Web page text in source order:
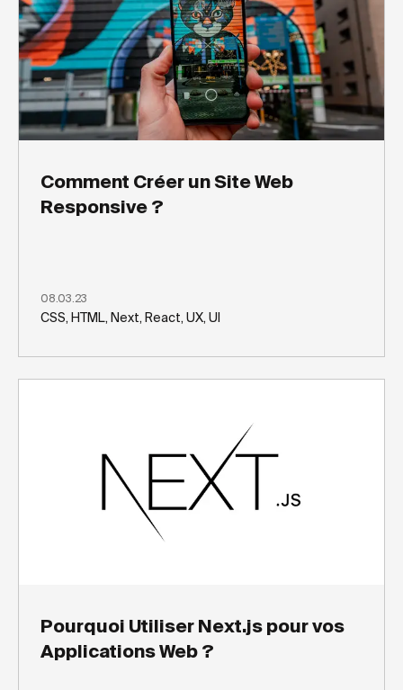
Comment Créer un Site Web
Responsive ?
08.03.23
CSS, HTML, Next, React, UX, UI
Pourquoi Utiliser Next.js pour vos
Applications Web ?